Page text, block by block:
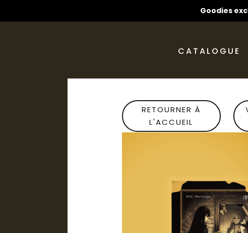
Goodies
CATALOGUE
RETOURNER À
L'ACCUEIL